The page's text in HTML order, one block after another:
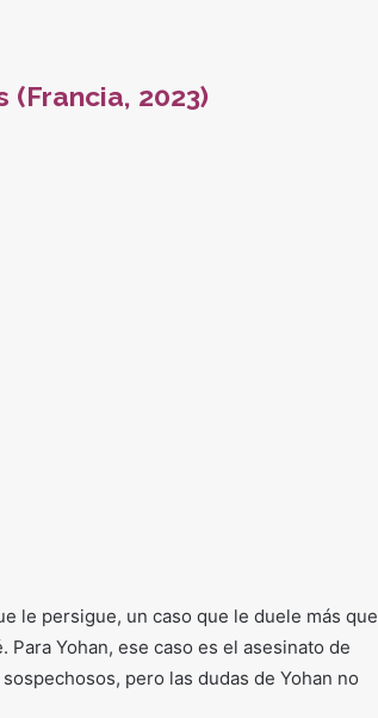
(Francia, 2023)
le persigue, un caso que le duele más que
Yohan, ese caso es el asesinato de
pero las dudas de Yohan no